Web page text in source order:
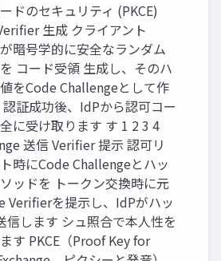
ドのセキュリティ (PKCE)
生成 クライアント
暗号学的に安全なランダム
コード受領 生成し、そのハ
をCode Challengeとして作
証成功後、IdPから認可コー
に受け取ります す 1 2 3 4
送信 Veriﬁer 提示 認可リ
時にCode Challengeとハッ
ッドを トークン交換時に元
Verifierを提示し、IdPがハッ
信します シュ照合で本人性を
す PKCE（Proof Key for